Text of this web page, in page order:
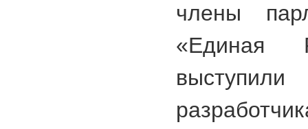
члены
«Единая